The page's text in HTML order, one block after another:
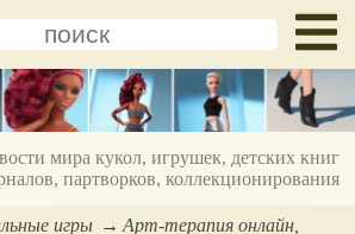
мира кукол, игрушек, детских книг
партворков, коллекционирования
игры
Арт-терапия онлайн,